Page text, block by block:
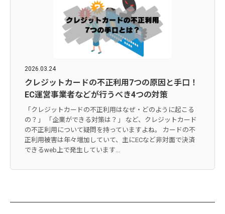
2026.03.24
クレジットカードの不正利用7つの原因と手口！
EC運営事業者などが行うべき4つの対策
「クレジットカードの不正利用はなぜ・どのように起こる
の？」 「企業ができる対策は？」 など、クレジットカード
の不正利用について疑問を持っていますよね。 カードの不
正利用被害は年々増加していて、主にECなど非対面で決済
できるweb上で発生しています...